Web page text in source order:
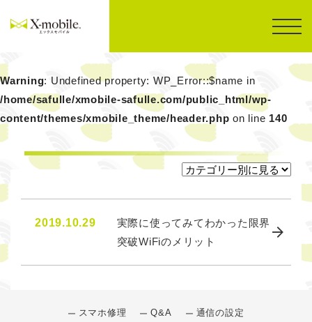
Warning: Undefined property: WP_Error::$name in
/home/safulle/xmobile-safulle.com/public_html/wp-
content/themes/xmobile_theme/header.php on line 140
2019.10.29
実際に使ってみてわかった限界
突破WiFiのメリット
スマホ修理 Q&A 通信の設定